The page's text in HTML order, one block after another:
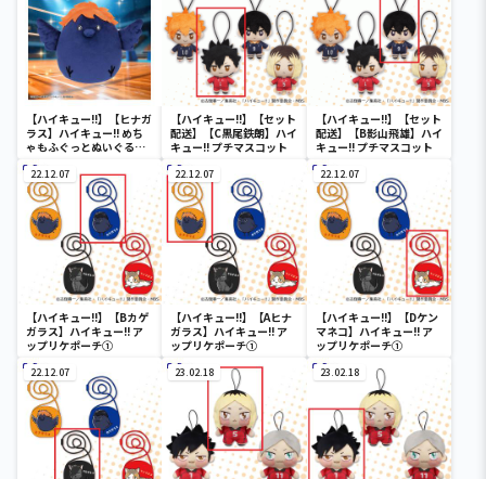
【ハイキュー!!】【ヒナガ
ラス】ハイキュー!! めち
ゃもふぐっとぬいぐるみ
～ヒナガラス～
【ハイキュー!!】【セット
配送】【C黒尾鉄朗】ハイ
キュー!! プチマスコット
【ハイキュー!!】【セット
配送】【B影山飛雄】ハイ
キュー!! プチマスコット
22.12.07
【ハイキュー!!】【Bカゲ
ガラス】ハイキュー!! ア
ップリケポーチ①
22.12.07
【ハイキュー!!】【Aヒナ
ガラス】ハイキュー!! ア
ップリケポーチ①
22.12.07
【ハイキュー!!】【Dケン
マネコ】ハイキュー!! ア
ップリケポーチ①
22.12.07 23.02.18 23.02.18